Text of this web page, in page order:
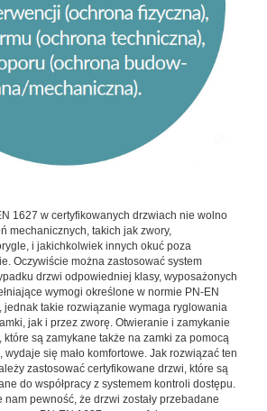
1627 w certyfikowanych drzwiach nie wolno
mechanicznych, takich jak zwory,
i jakichkolwiek innych okuć poza
Oczywiście można zastosować system
drzwi odpowiedniej klasy, wyposażonych
wymogi określone w normie PN-EN
jednak takie rozwiązanie wymaga ryglowania
jak i przez zworę. Otwieranie i zamykanie
które są zamykane także na zamki za pomocą
się mało komfortowe. Jak rozwiązać ten
zastosować certyfikowane drzwi, które są
do współpracy z systemem kontroli dostępu.
pewność, że drzwi zostały przebadane